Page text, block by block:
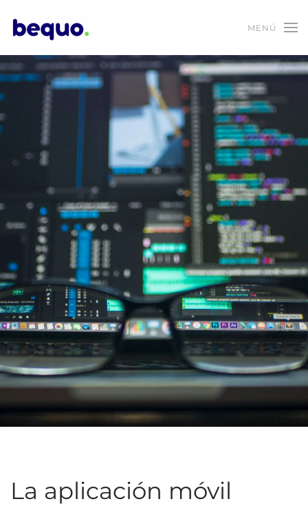
Skip to main content MENÚ
La aplicación móvil